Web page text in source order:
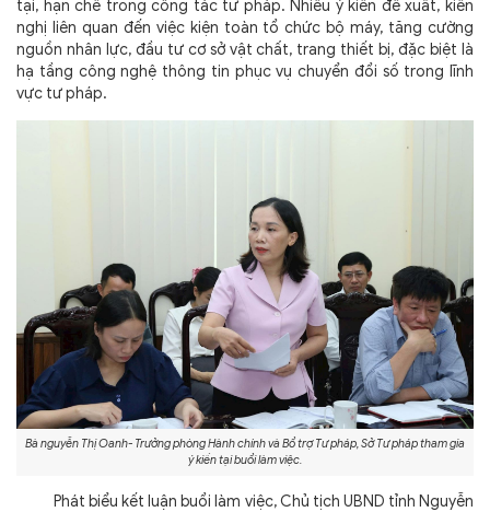
tại, hạn chế trong công tác tư pháp. Nhiều ý kiến đề xuất, kiến
nghị liên quan đến việc kiện toàn tổ chức bộ máy, tăng cường
nguồn nhân lực, đầu tư cơ sở vật chất, trang thiết bị, đặc biệt là
hạ tầng công nghệ thông tin phục vụ chuyển đổi số trong lĩnh
vực tư pháp.
Bà nguyễn Thị Oanh- Trưởng phòng Hành chính và Bổ trợ Tư pháp, Sở Tư pháp tham gia
ý kiến tại buổi làm việc.
Phát biểu kết luận buổi làm việc, Chủ tịch UBND tỉnh Nguyễn